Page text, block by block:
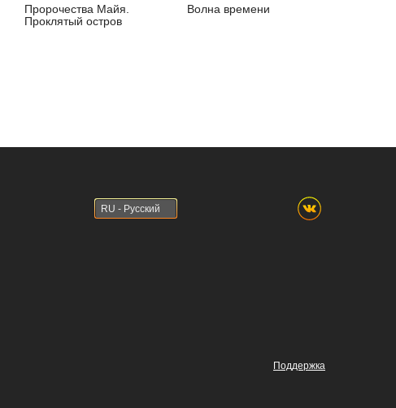
Пророчества Майя.
Проклятый остров
Волна времени
RU - Русский
Поддержка